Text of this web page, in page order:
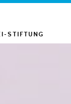
STIFTUNG